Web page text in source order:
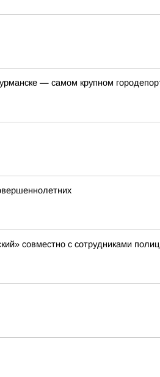
— самом крупном
совместно с сотрудниками